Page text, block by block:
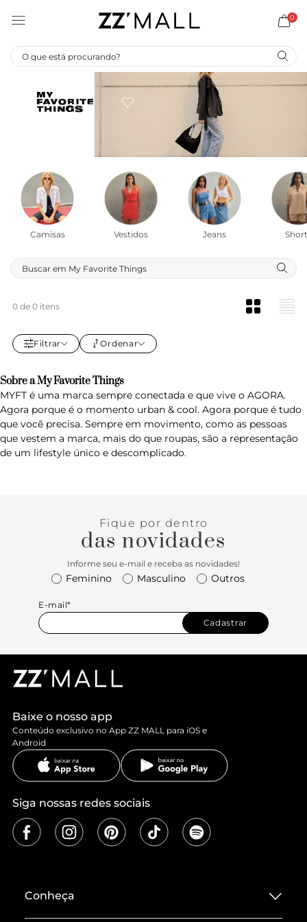
0
Camisas Vestidos Jeans
0 de 0 itens
Filtrar Ordenar
Sobre a My Favorite Things
MYFT é uma marca sempre conectada e que vive o AGORA.
Agora porque é o momento urban & cool. Agora porque é tudo
que você precisa. Sempre em movimento, como as pessoas
que vestem a marca, mais do que roupas, são a representação
de um lifestyle único e descomplicado.
Fique por dentro
das novidades
Informe seu e-mail e receba as novidades!
Feminino Masculino Outros
E-mail*
Cadastrar
Baixe o nosso app
Conteúdo exclusivo no App ZZ MALL para iOS e
Android
Siga nossas redes sociais
Conheça